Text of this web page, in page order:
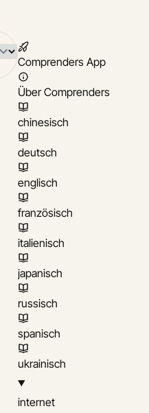
Comprenders App
Über Comprenders
chinesisch
deutsch
englisch
französisch
italienisch
japanisch
russisch
spanisch
ukrainisch
internet